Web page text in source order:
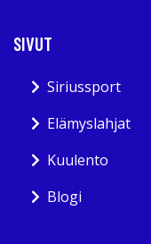
SIVUT
Siriussport
Elämyslahjat
Kuulento
Blogi